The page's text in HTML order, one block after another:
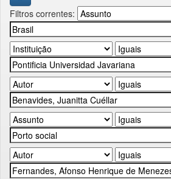
Filtros correntes: